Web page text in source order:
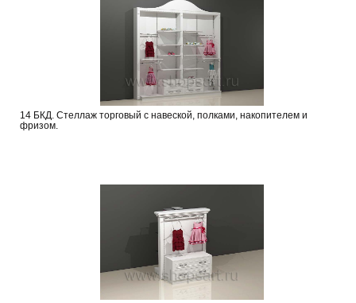
14 БКД. Стеллаж торговый с навеской, полками, накопителем и
фризом.